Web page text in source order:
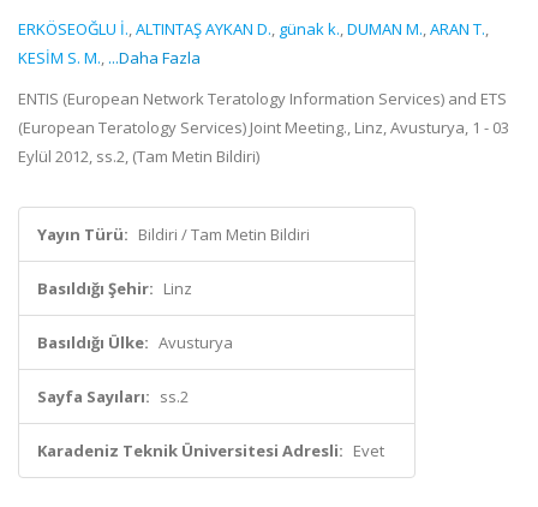
ERKÖSEOĞLU İ.,ALTINTAŞ AYKAN D., günak k.,DUMAN M.,ARAN T.,
KESİM S. M., ...Daha Fazla
ENTIS (European Network Teratology Information Services) and ETS
(European Teratology Services) Joint Meeting., Linz, Avusturya, 1 - 03
Eylül 2012, ss.2, (Tam Metin Bildiri)
Yayın Türü: Bildiri / Tam Metin Bildiri
Basıldığı Şehir: Linz
Basıldığı Ülke: Avusturya
Sayfa Sayıları: ss.2
Karadeniz Teknik Üniversitesi Adresli: Evet